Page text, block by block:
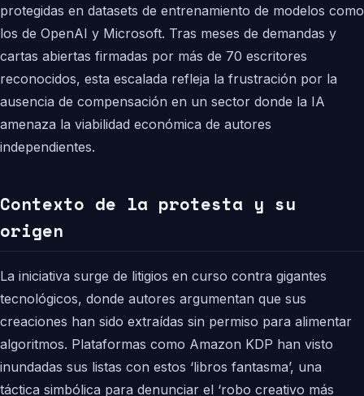
protegidas en datasets de entrenamiento de modelos como
los de OpenAI y Microsoft. Tras meses de demandas y
cartas abiertas firmadas por más de 70 escritores
reconocidos, esta escalada refleja la frustración por la
ausencia de compensación en un sector donde la IA
amenaza la viabilidad económica de autores
independientes.
Contexto de la protesta y su
origen
La iniciativa surge de litigios en curso contra gigantes
tecnológicos, donde autores argumentan que sus
creaciones han sido extraídas sin permiso para alimentar
algoritmos. Plataformas como Amazon KDP han visto
inundadas sus listas con estos ‘libros fantasma’, una
táctica simbólica para denunciar el ‘robo creativo más